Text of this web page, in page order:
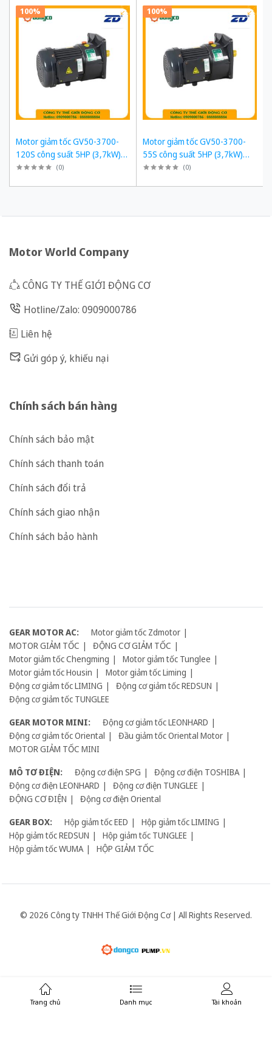
100%
Motor giảm tốc GV50-3700-
120S công suất 5HP (3,7kW)
1/120 kiểu lắp Mặt bích
(0)
100%
Motor giảm tốc GV50-3700-
55S công suất 5HP (3,7kW)
1/55 kiểu lắp Mặt bích
(0)
Motor World Company
CÔNG TY THẾ GIỚI ĐỘNG CƠ
Hotline/Zalo: 0909000786
Liên hệ
Gửi góp ý, khiếu nại
Chính sách bán hàng
Chính sách bảo mật
Chính sách thanh toán
Chính sách đổi trả
Chính sách giao nhận
Chính sách bảo hành
GEAR MOTOR AC:
Motor giảm tốc Zdmotor
MOTOR GIẢM TỐC
ĐỘNG CƠ GIẢM TỐC
Motor giảm tốc Chengming
Motor giảm tốc Tunglee
Motor giảm tốc Housin
Motor giảm tốc Liming
Động cơ giảm tốc LIMING
Động cơ giảm tốc REDSUN
Động cơ giảm tốc TUNGLEE
GEAR MOTOR MINI:
Động cơ giảm tốc LEONHARD
Động cơ giảm tốc Oriental
Đầu giảm tốc Oriental Motor
MOTOR GIẢM TỐC MINI
MÔ TƠ ĐIỆN:
Động cơ điện SPG
Động cơ điện TOSHIBA
Động cơ điện LEONHARD
Động cơ điện TUNGLEE
ĐỘNG CƠ ĐIỆN
Động cơ điện Oriental
GEAR BOX:
Hộp giảm tốc EED
Hộp giảm tốc LIMING
Hộp giảm tốc REDSUN
Hộp giảm tốc TUNGLEE
Hộp giảm tốc WUMA
HỘP GIẢM TỐC
© 2026 Công ty TNHH Thế Giới Động Cơ | All Rights Reserved.
Giữ liên lạc:
Trang chủ Danh mục Tài khoản